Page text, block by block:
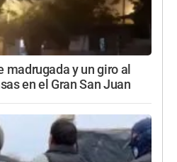
madrugada y un giro al
en el Gran San Juan